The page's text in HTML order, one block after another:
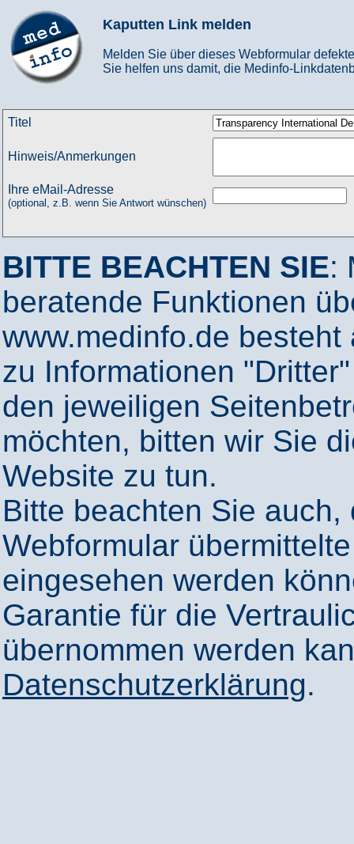
Kaputten Link melden
Melden Sie über dieses Webformular
Sie helfen uns damit, die Medinfo-
Titel
Hinweis/Anmerkungen
Ihre eMail-Adresse
(optional, z.B. wenn Sie Antwort wünschen)
BITTE BEACHTEN SIE:
beratende Funktionen
www.medinfo.de
zu Informationen
den jeweiligen
möchten, bitten wir Sie
Website zu tun.
Bitte beachten Sie
Webformular
eingesehen werden
Garantie für die
übernommen werden
Datenschutzerklärung.